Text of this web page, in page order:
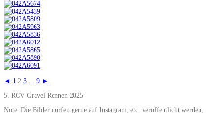
◄ 1 2 3 ... 9 ►
5. RCV Gravel Rennen 2025
Note: Die Bilder dürfen gerne auf Instagram, etc. veröffentlicht werden,